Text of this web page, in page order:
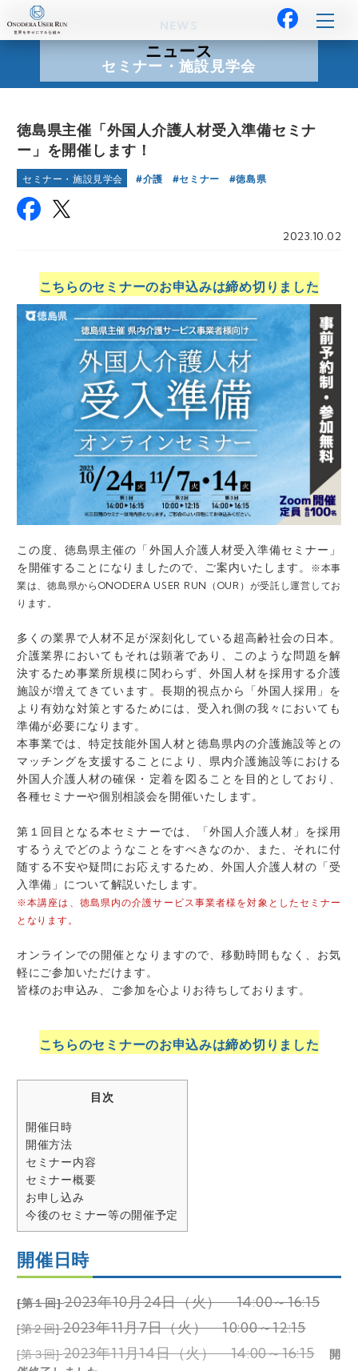
ニュース
セミナー・施設見学会
徳島県主催「外国人介護人材受入準備セミナ
ー」を開催します！
セミナー・施設見学会 介護 セミナー 徳島県
2023.10.02
こちらのセミナーのお申込みは締め切りました
この度、徳島県主催の「外国人介護人材受入準備セミナー」
を開催することになりましたので、ご案内いたします。
※本事
業は、徳島県からONODERA USER RUN（OUR）が受託し運営してお
ります。
多くの業界で人材不足が深刻化している超高齢社会の日本。
介護業界においてもそれは顕著であり、このような問題を解
決するため事業所規模に関わらず、外国人材を採用する介護
施設が増えてきています。長期的視点から「外国人採用」を
より有効な対策とするためには、受入れ側の我々においても
準備が必要になります。
本事業では、特定技能外国人材と徳島県内の介護施設等との
マッチングを支援することにより、県内介護施設等における
外国人介護人材の確保・定着を図ることを目的としており、
各種セミナーや個別相談会を開催いたします。
第１回目となる本セミナーでは、「外国人介護人材」を採用
するうえでどのようなことをすべきなのか、また、それに付
随する不安や疑問にお応えするため、外国人介護人材の「受
入準備」について解説いたします。
※本講座は、徳島県内の介護サービス事業者様を対象としたセミナー
となります。
オンラインでの開催となりますので、移動時間もなく、お気
軽にご参加いただけます。
皆様のお申込み、ご参加を心よりお待ちしております。
こちらのセミナーのお申込みは締め切りました
目次
開催日時
開催方法
セミナー内容
セミナー概要
お申し込み
今後のセミナー等の開催予定
開催日時
[第１回]2023年10月24日（火） 14:00～16:15
[第２回]2023年11月7日（火） 10:00～12:15
[第３回]2023年11月14日（火） 14:00～16:15
開